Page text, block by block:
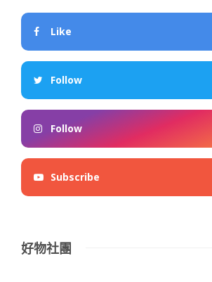
Like
Follow
Follow
Subscribe
好物社團